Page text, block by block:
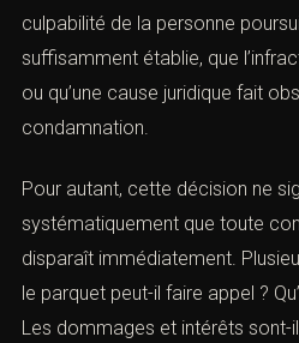
la culpabilité de la personne
suffisamment établie, que
constituée ou qu’une cause
condamnation.
Pour autant, cette décision ne
systématiquement que toute
disparaît immédiatement.
: le parquet peut-il faire appel ?
Les dommages et intérêts sont-